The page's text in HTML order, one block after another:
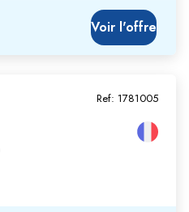
Voir l'offre
Ref: 1781005